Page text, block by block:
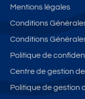
Mentions légales
Conditions
Conditions
Politique de
Centre de gestion
Politique de gestion